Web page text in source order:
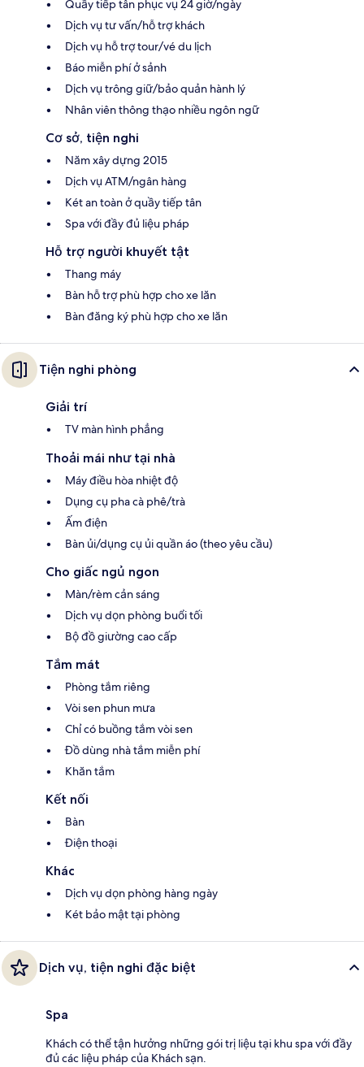
Quầy tiếp tân phục vụ 24 giờ/ngày
Dịch vụ tư vấn/hỗ trợ khách
Dịch vụ hỗ trợ tour/vé du lịch
Báo miễn phí ở sảnh
Dịch vụ trông giữ/bảo quản hành lý
Nhân viên thông thạo nhiều ngôn ngữ
Cơ sở, tiện nghi
Năm xây dựng 2015
Dịch vụ ATM/ngân hàng
Két an toàn ở quầy tiếp tân
Spa với đầy đủ liệu pháp
Hỗ trợ người khuyết tật
Thang máy
Bàn hỗ trợ phù hợp cho xe lăn
Bàn đăng ký phù hợp cho xe lăn
Tiện nghi phòng
Giải trí
TV màn hình phẳng
Thoải mái như tại nhà
Máy điều hòa nhiệt độ
Dụng cụ pha cà phê/trà
Ấm điện
Bàn ủi/dụng cụ ủi quần áo (theo yêu cầu)
Cho giấc ngủ ngon
Màn/rèm cản sáng
Dịch vụ dọn phòng buổi tối
Bộ đồ giường cao cấp
Tắm mát
Phòng tắm riêng
Vòi sen phun mưa
Chỉ có buồng tắm vòi sen
Đồ dùng nhà tắm miễn phí
Khăn tắm
Kết nối
Bàn
Điện thoại
Khác
Dịch vụ dọn phòng hàng ngày
Két bảo mật tại phòng
Dịch vụ, tiện nghi đặc biệt
Spa
Khách có thể tận hưởng những gói trị liệu tại khu spa với đầy
đủ các liệu pháp của Khách sạn.